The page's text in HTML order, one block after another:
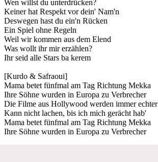
Wen willst du unterdrücken?
Keiner hat Respekt vor dein' Nam'n
Deswegen hast du ein'n Rücken
Ein Spiel ohne Regeln
Weil wir kommen aus dem Elend
Was wollt ihr mir erzählen?
Ihr seid alle Stars ba kerem
[Kurdo & Safraoui]
Mama betet fünfmal am Tag Richtung Mekka
Ihre Söhne wurden in Europa zu Verbrecher
Die Filme aus Hollywood werden immer echter
Kann nicht lachen, bis ich mich gerächt hab'
Mama betet fünfmal am Tag Richtung Mekka
Ihre Söhne wurden in Europa zu Verbrecher